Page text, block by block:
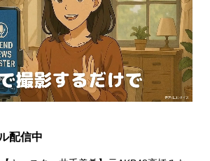
配信中